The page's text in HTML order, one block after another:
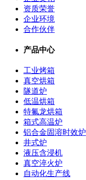
资质荣誉
企业环境
合作伙伴
产品中心
工业烤箱
真空烘箱
隧道炉
低温烘箱
特氟龙烘箱
箱式高温炉
铝合金固溶时效炉
井式炉
液压含浸机
真空淬火炉
自动化生产线